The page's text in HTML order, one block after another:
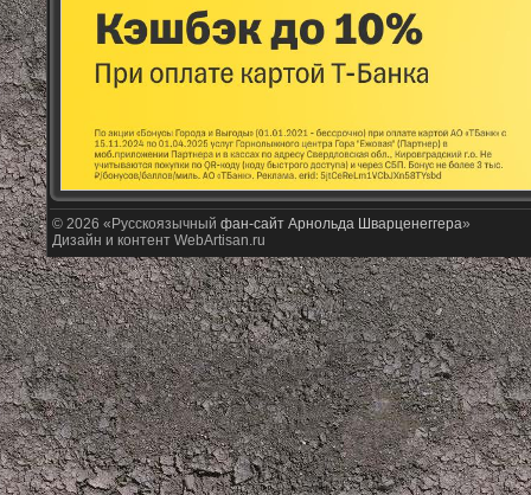
© 2026 «Русскоязычный фан-сайт Арнольда Шварценеггера»
Дизайн и контент WebArtisan.ru